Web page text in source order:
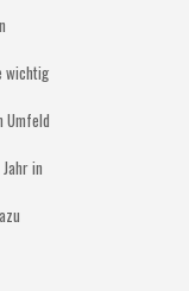
wichtig
Umfeld
in